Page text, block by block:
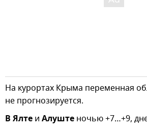
На курортах Крыма переменная
не прогнозируется.
В Ялте и Алуште ночью +7…+9,